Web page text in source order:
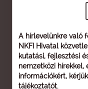
A hírlevelünkre való
NKFI Hivatal
kutatási, fejlesztési
nemzetközi hírekkel,
információkért,
tájékoztatót.